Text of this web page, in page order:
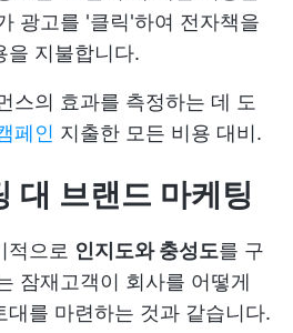
광고를 '클릭'하여 전자책을
을 지불합니다.
스의 효과를 측정하는 데 도
페인 지출한 모든 비용 대비.
대 브랜드 마케팅
적으로 인지도와 충성도를 구
잠재고객이 회사를 어떻게
대를 마련하는 것과 같습니다.